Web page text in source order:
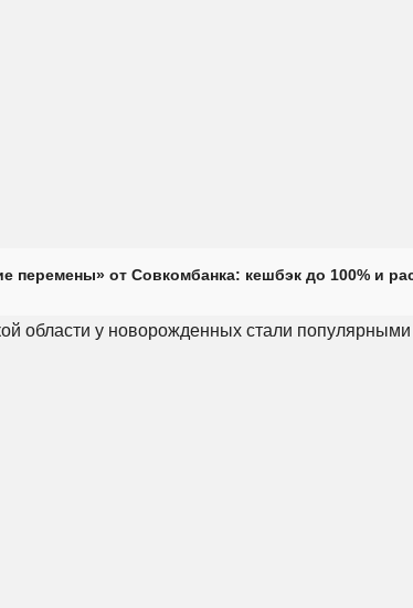
перемены» от Совкомбанка: кешбэк до 100% и